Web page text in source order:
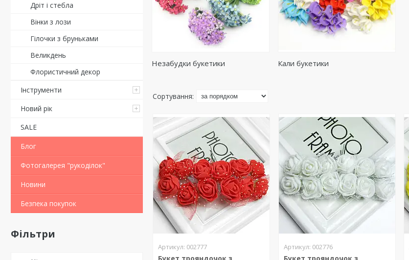
Дріт і стебла
Вінки з лози
Гілочки з бруньками
Великдень
Флористичний декор
Інструменти
Новий рік
SALE
Блог
Фотогалерея "рукоділок"
Новини
Безпека покупок
Фільтри
Незабудки букетики Кали букетики
002777 002776